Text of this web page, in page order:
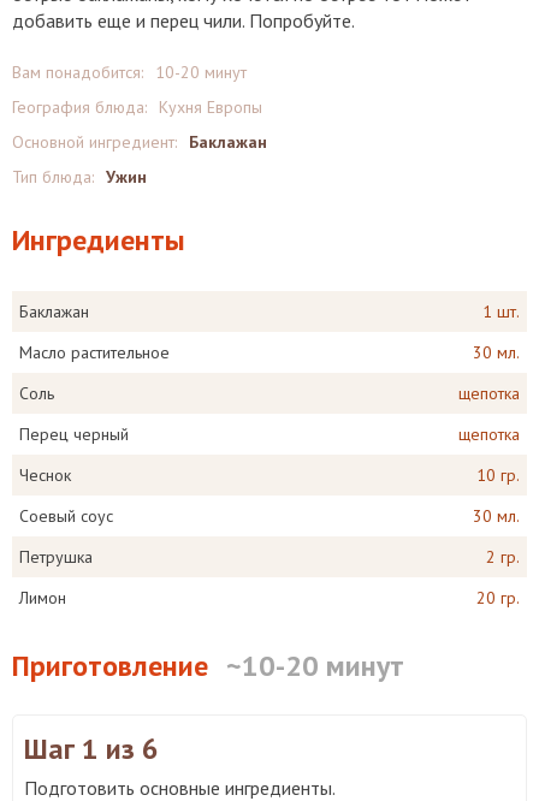
добавить еще и перец чили. Попробуйте.
Вам понадобится:
10-20 минут
География блюда:
Кухня Европы
Основной ингредиент:
Баклажан
Тип блюда: Ужин
Ингредиенты
Баклажан
1 шт.
Масло растительное
30 мл.
Соль
щепотка
Перец черный
щепотка
Чеснок
10 гр.
Соевый соус
30 мл.
Петрушка
2 гр.
Лимон
20 гр.
Приготовление ~10-20 минут
Шаг 1 из 6
Подготовить основные ингредиенты.